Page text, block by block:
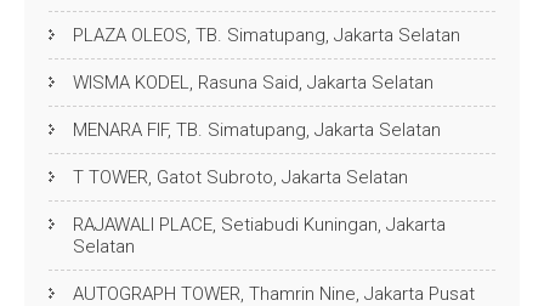
PLAZA OLEOS, TB. Simatupang, Jakarta Selatan
WISMA KODEL, Rasuna Said, Jakarta Selatan
MENARA FIF, TB. Simatupang, Jakarta Selatan
T TOWER, Gatot Subroto, Jakarta Selatan
RAJAWALI PLACE, Setiabudi Kuningan, Jakarta
Selatan
AUTOGRAPH TOWER, Thamrin Nine, Jakarta Pusat